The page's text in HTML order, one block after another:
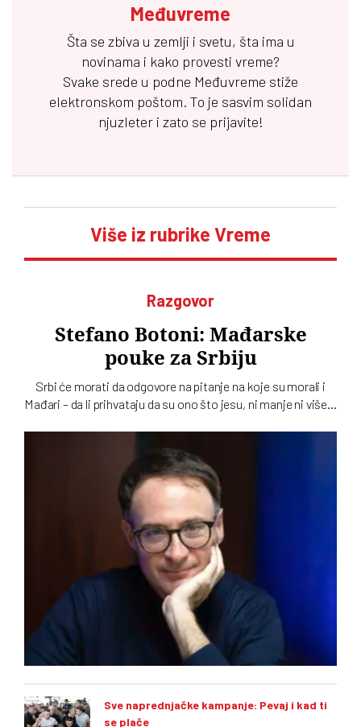
Međuvreme
Šta se zbiva u zemlji i svetu, šta ima u
novinama i kako provesti vreme?
Svake srede u podne Međuvreme stiže
elektronskom poštom. To je sasvim solidan
njuzleter i zato se prijavite!
Više iz rubrike Vreme
Razgovor
Stefano Botoni: Mađarske
pouke za Srbiju
Srbi će morati da odgovore na pitanje na koje su morali i
Mađari – da li prihvataju da su ono što jesu, ni manje ni više…
Mađarskoj
Sve naprednjačke kampanje: Pevaj i kad ti
se plače